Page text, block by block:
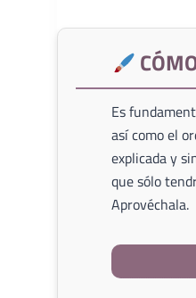
Es
así como el
explicada y
que sólo
Aprovéchala.